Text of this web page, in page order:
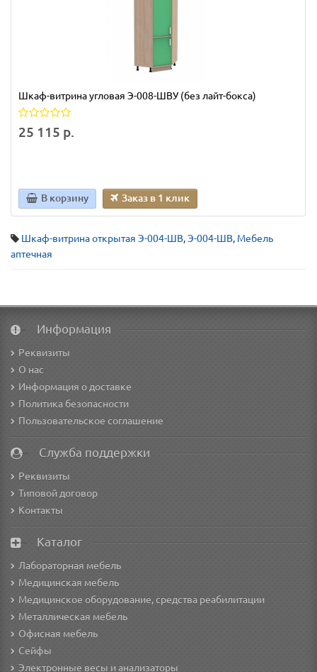
Шкаф-витрина угловая Э-008-ШВУ (без лайт-бокса)
25 115 р.
В корзину Заказ в 1 клик
Шкаф-витрина открытая Э-004-ШВ,Э-004-ШВ, Мебель
аптечная
Информация
Реквизиты
О нас
Информация о доставке
Политика безопасности
Пользовательское соглашение
Служба поддержки
Реквизиты
Типовой договор
Контакты
Каталог
Лабораторная мебель
Медицинская мебель
Медицинское оборудование, средства реабилитации
Металлическая мебель
Офисная мебель
Сейфы
Электронные весы и анализаторы